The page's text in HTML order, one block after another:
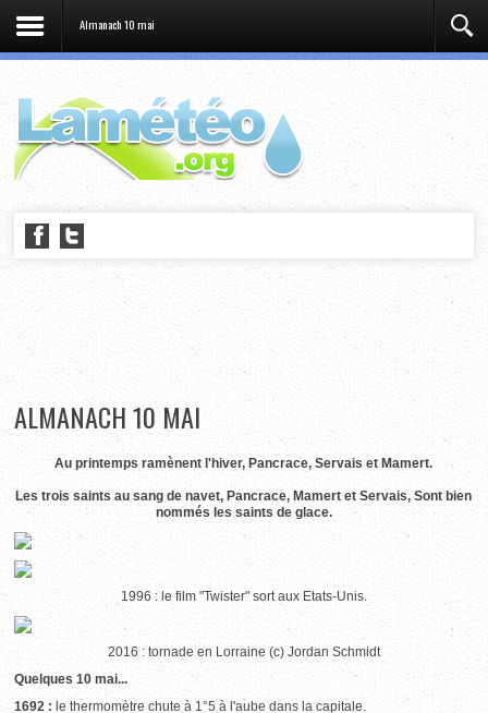
Almanach 10 mai
ALMANACH 10 MAI
Au printemps ramènent l'hiver, Pancrace, Servais et Mamert.
Les trois saints au sang de navet, Pancrace, Mamert et Servais, Sont bien
nommés les saints de glace.
1996 : le film "Twister" sort aux Etats-Unis.
2016 : tornade en Lorraine (c) Jordan Schmidt
Quelques 10 mai...
1692 : le thermomètre chute à 1°5 à l'aube dans la capitale.